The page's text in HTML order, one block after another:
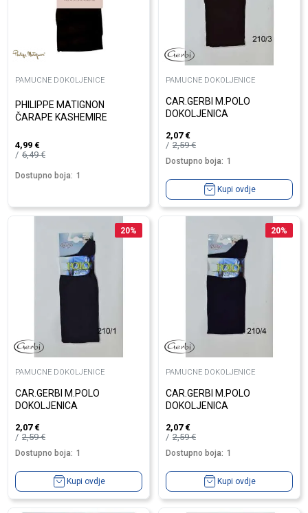
PAMUCNE DOKOLJENICE
PHILIPPE MATIGNON
ČARAPE KASHEMIRE
4,99 €
6,49€
Dostupno boja: 1
PAMUCNE DOKOLJENICE
CAR.GERBI M.POLO
DOKOLJENICA
2,07 €
2,59€
Dostupno boja: 1
Kupi ovdje
20%
PAMUCNE DOKOLJENICE
CAR.GERBI M.POLO
DOKOLJENICA
2,07 €
2,59€
Dostupno boja: 1
Kupi ovdje
20%
PAMUCNE DOKOLJENICE
CAR.GERBI M.POLO
DOKOLJENICA
2,07 €
2,59€
Dostupno boja: 1
Kupi ovdje